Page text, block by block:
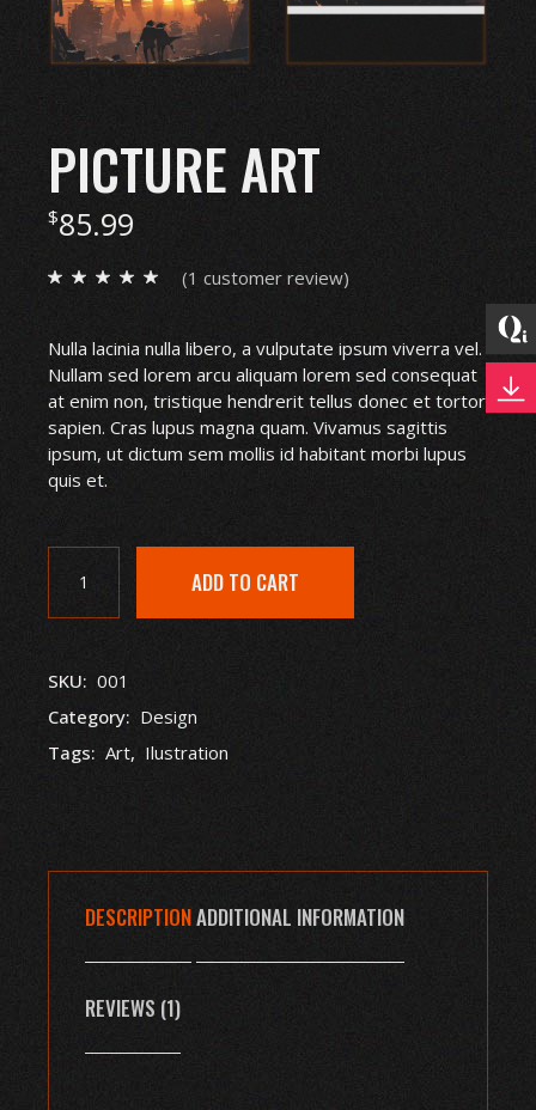
PICTURE ART
$85.99
(1 customer review)
Nulla lacinia nulla libero, a vulputate ipsum viverra vel.
Nullam sed lorem arcu aliquam lorem sed consequat
at enim non, tristique hendrerit tellus donec et tortor
sapien. Cras lupus magna quam. Vivamus sagittis
ipsum, ut dictum sem mollis id habitant morbi lupus
quis et.
ADD TO CART
SKU: 001
Category: Design
Tags: Art, Ilustration
DESCRIPTIONADDITIONAL INFORMATION
REVIEWS (1)